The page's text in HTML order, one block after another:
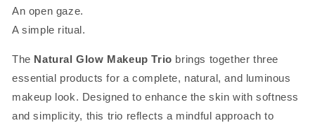
An open gaze.
A simple ritual.
The Natural Glow Makeup Trio brings together three
essential products for a complete, natural, and luminous
makeup look. Designed to enhance the skin with softness
and simplicity, this trio reflects a mindful approach to